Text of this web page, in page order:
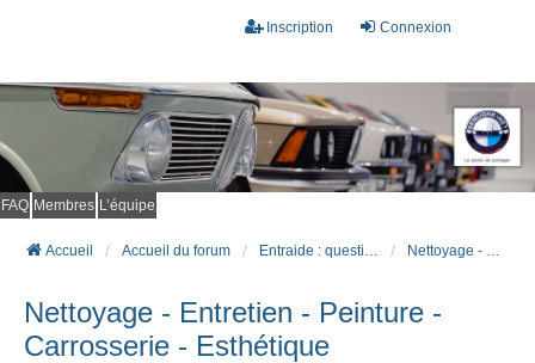
Connexion
Inscription
FAQ Membres L’équipe
Accueil Accueil du forum Entraide : questions techniques Nettoyage - Entretien - Peinture - Carrosserie - Esthétique
Nettoyage - Entretien - Peinture -
Carrosserie - Esthétique